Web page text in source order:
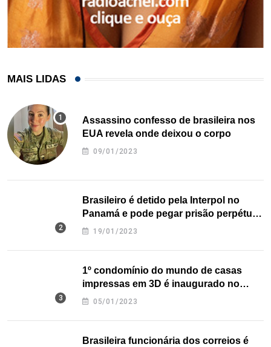
MAIS LIDAS
Assassino confesso de brasileira nos
EUA revela onde deixou o corpo
09/01/2023
Brasileiro é detido pela Interpol no
Panamá e pode pegar prisão perpétua
nos EUA
19/01/2023
1º condomínio do mundo de casas
impressas em 3D é inaugurado no
Texas
05/01/2023
Brasileira funcionária dos correios é